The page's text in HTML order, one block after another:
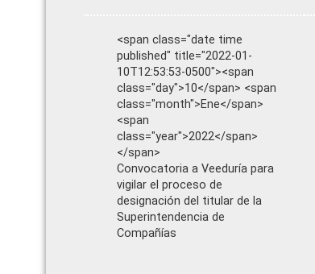
<span class="date time
published" title="2022-01-
10T12:53:53-0500"><span
class="day">10</span> <span
class="month">Ene</span>
<span
class="year">2022</span>
</span>
Convocatoria a Veeduría para
vigilar el proceso de
designación del titular de la
Superintendencia de
Compañías